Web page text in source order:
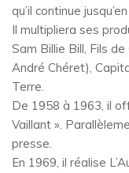
qu’il continue
Il multipliera ses
Sam Billie Bill, Fils
André Chéret),
Terre.
De 1958 à 1963, il
Vaillant ».
presse.
En 1969, il réalise